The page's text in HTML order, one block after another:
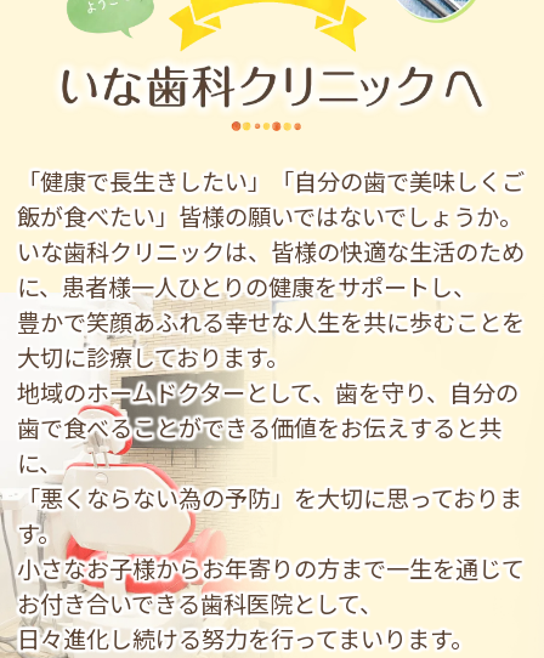
「健康で長生きしたい」「自分の歯で美味しくご
飯が食べたい」皆様の願いではないでしょうか。
いな歯科クリニックは、皆様の快適な生活のため
に、患者様一人ひとりの健康をサポートし、
豊かで笑顔あふれる幸せな人生を共に歩むことを
大切に診療しております。
地域のホームドクターとして、歯を守り、自分の
歯で食べることができる価値をお伝えすると共
に、
「悪くならない為の予防」を大切に思っておりま
す。
小さなお子様からお年寄りの方まで一生を通じて
お付き合いできる歯科医院として、
日々進化し続ける努力を行ってまいります。